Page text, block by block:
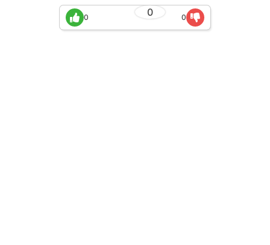
0
0 0